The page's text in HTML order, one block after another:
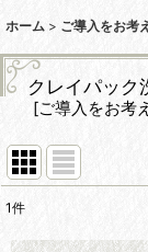
ホーム > ご導入をお考
クレイパック
[ご導入をお考
1件